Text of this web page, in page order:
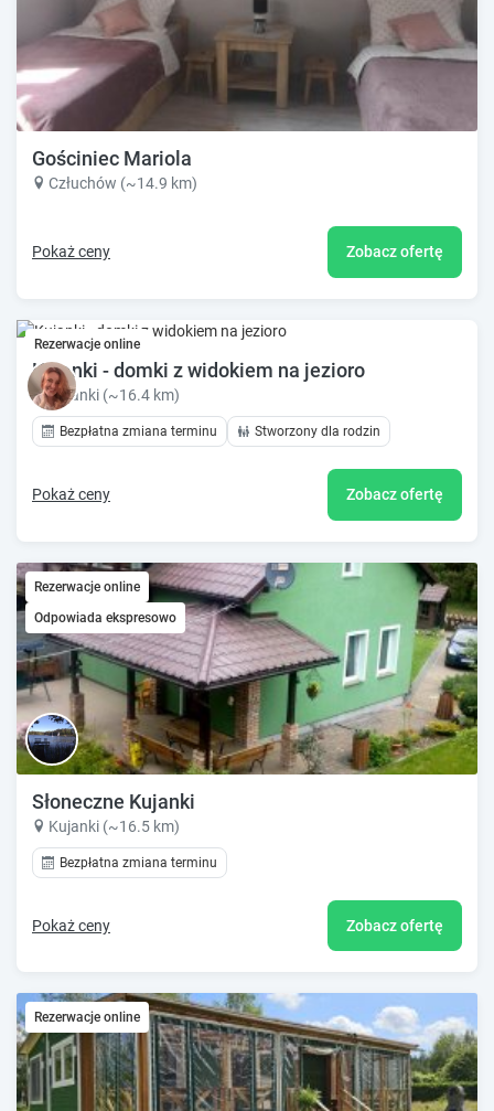
Gościniec Mariola
Człuchów (~14.9 km)
Pokaż ceny Zobacz ofertę
Rezerwacje online
Kujanki - domki z widokiem na jezioro
Kujanki (~16.4 km)
Bezpłatna zmiana terminu Stworzony dla rodzin
Pokaż ceny Zobacz ofertę
Rezerwacje online
Odpowiada ekspresowo
Słoneczne Kujanki
Kujanki (~16.5 km)
Bezpłatna zmiana terminu
Pokaż ceny Zobacz ofertę
Rezerwacje online